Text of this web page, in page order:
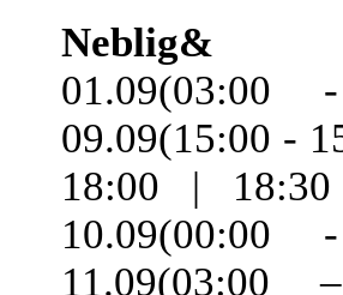
Neblig&
09.09(15:00 -
18:00 |